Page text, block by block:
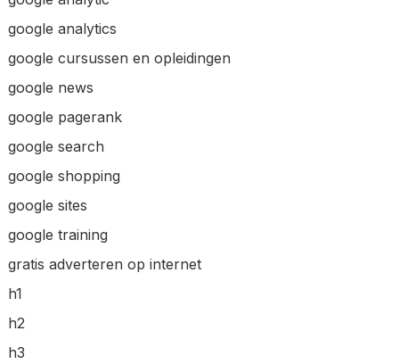
google analytics
google cursussen en opleidingen
google news
google pagerank
google search
google shopping
google sites
google training
gratis adverteren op internet
h1
h2
h3